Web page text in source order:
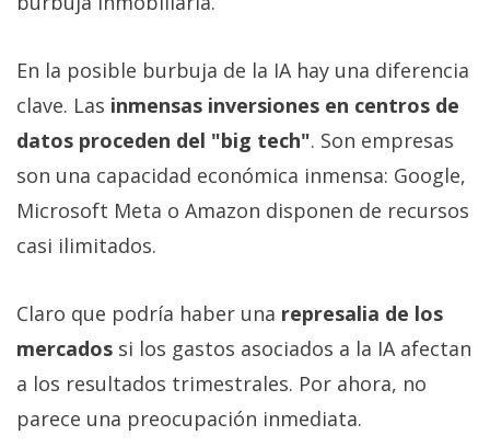
En la posible burbuja de la IA hay una diferencia
clave. Las inmensas inversiones en centros de
datos proceden del "big tech". Son empresas
son una capacidad económica inmensa: Google,
Microsoft Meta o Amazon disponen de recursos
casi ilimitados.
Claro que podría haber una represalia de los
mercados si los gastos asociados a la IA afectan
a los resultados trimestrales. Por ahora, no
parece una preocupación inmediata.